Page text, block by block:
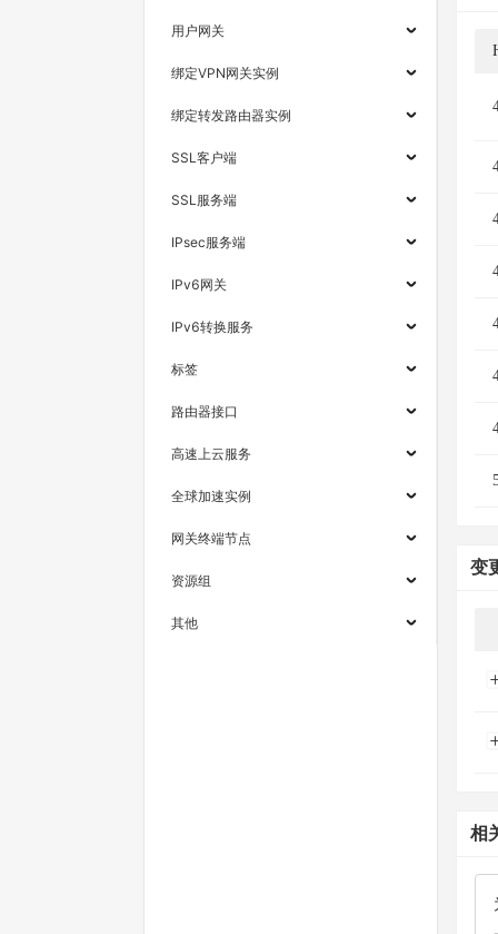
用户网关
绑定VPN网关实例
绑定转发路由器实例
SSL客户端
SSL服务端
IPsec服务端
IPv6网关
IPv6转换服务
标签
路由器接口
高速上云服务
全球加速实例
网关终端节点
资源组
其他
变
相